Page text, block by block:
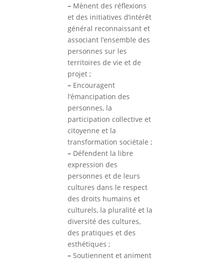
–Mènent des réflexions
et des initiatives d’intérêt
général reconnaissant et
associant l’ensemble des
personnes sur les
territoires de vie et de
projet ;
–Encouragent
l’émancipation des
personnes, la
participation collective et
citoyenne et la
transformation sociétale ;
–Défendent la libre
expression des
personnes et de leurs
cultures dans le respect
des droits humains et
culturels, la pluralité et la
diversité des cultures,
des pratiques et des
esthétiques ;
–Soutiennent et animent